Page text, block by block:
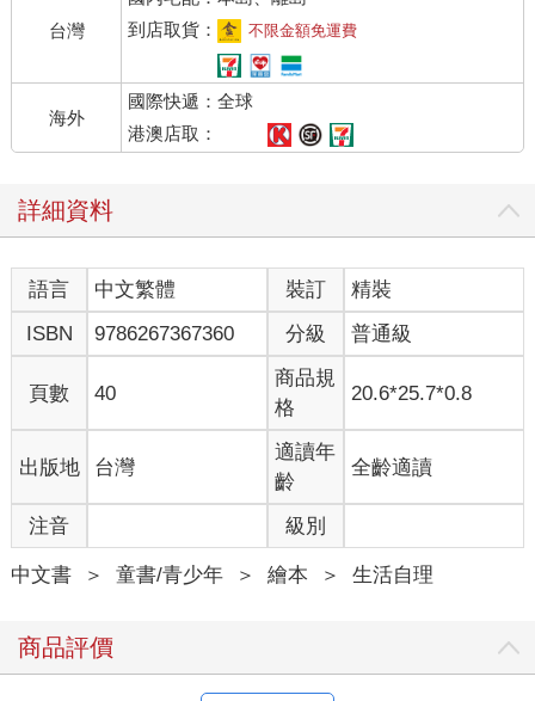
台灣
到店取貨：
不限金額免運費
海外
國際快遞：全球
港澳店取：
詳細資料
語言 中文繁體 裝訂
精裝
ISBN
9786267367360 分級 普通級
頁數 40
商品規
格
20.6*25.7*0.8
出版地 台灣
適讀年
齡
全齡適讀
注音 級別
中文書 ＞ 童書/青少年 ＞ 繪本 ＞ 生活自理
商品評價